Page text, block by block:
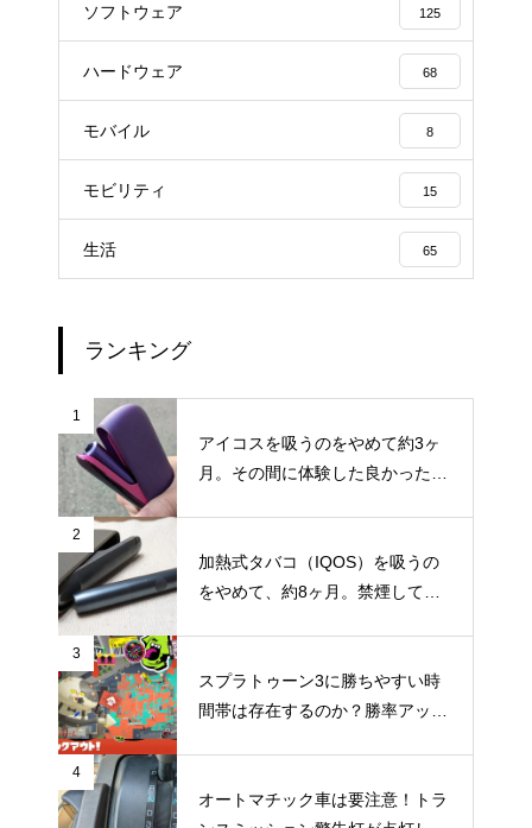
ソフトウェア 125
ハードウェア 68
モバイル 8
モビリティ 15
生活 65
ランキング
1
アイコスを吸うのをやめて約3ヶ
月。その間に体験した良かったこ
2
加熱式タバコ（IQOS）を吸うの
をやめて、約8ヶ月。禁煙してか
3
スプラトゥーン3に勝ちやすい時
間帯は存在するのか？勝率アップ
4
オートマチック車は要注意！トラ